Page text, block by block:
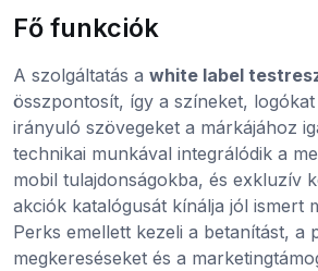
Fő funkciók
A szolgáltatás a white label
összpontosít, így a színeket,
irányuló szövegeket a márkájához
technikai munkával integrálódik a
mobil tulajdonságokba, és exkluzív
akciók katalógusát kínálja jól ismert
Perks emellett kezeli a betanítást, a
megkereséseket és a